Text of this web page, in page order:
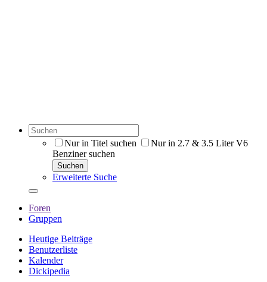
Nur in Titel suchen
Nur in 2.7 & 3.5 Liter V6
Benziner suchen
Suchen
Erweiterte Suche
Foren
Gruppen
Heutige Beiträge
Benutzerliste
Kalender
Dickipedia